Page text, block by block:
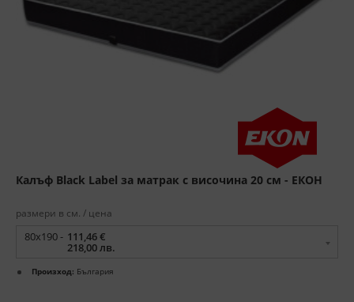
Калъф Black Label за матрак с височина 20 см - ЕКОН
размери в см. / цена
80x190 - 111,46 €
218,00 лв.
Произход: България